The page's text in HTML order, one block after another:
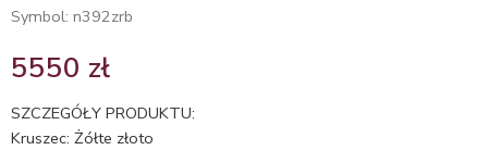
Symbol: n392zrb
5550 zł
SZCZEGÓŁY PRODUKTU:
Kruszec: Żółte złoto